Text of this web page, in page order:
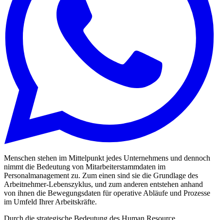
Menschen stehen im Mittelpunkt jedes Unternehmens und dennoch
nimmt die Bedeutung von Mitarbeiterstammdaten im
Personalmanagement zu. Zum einen sind sie die Grundlage des
Arbeitnehmer-Lebenszyklus, und zum anderen entstehen anhand
von ihnen die Bewegungsdaten für operative Abläufe und Prozesse
im Umfeld Ihrer Arbeitskräfte.
Durch die strategische Bedeutung des Human Resource